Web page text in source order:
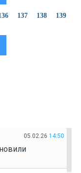
137 138
139
05.02.26 14:50